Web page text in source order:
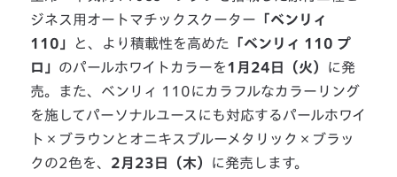
ジネス用オートマチックスクーター 「ベンリィ
110」
と、より積載性を高めた
「ベンリィ 110 プ
ロ」 のパールホワイトカラーを1月24日（火）
に発
売。また、ベンリィ 110にカラフルなカラーリング
を施してパーソナルユースにも対応するパールホワイ
ト×ブラウンとオニキスブルーメタリック×ブラッ
クの2色を、 2月23日（木） に発売します。